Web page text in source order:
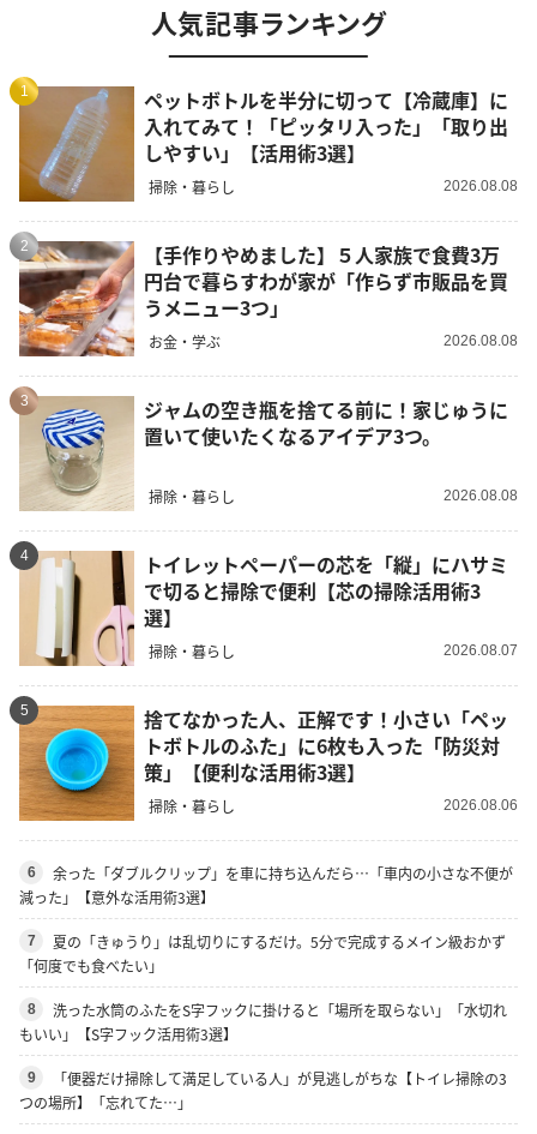
人気記事ランキング
1
ペットボトルを半分に切って【冷蔵庫】に
入れてみて！「ピッタリ入った」「取り出
しやすい」【活用術3選】
掃除・暮らし 2026.08.08
2
【手作りやめました】５人家族で食費3万
円台で暮らすわが家が「作らず市販品を買
うメニュー3つ」
お金・学ぶ 2026.08.08
3
ジャムの空き瓶を捨てる前に！家じゅうに
置いて使いたくなるアイデア3つ。
掃除・暮らし 2026.08.08
4
トイレットペーパーの芯を「縦」にハサミ
で切ると掃除で便利【芯の掃除活用術3
選】
掃除・暮らし 2026.08.07
5
捨てなかった人、正解です！小さい「ペッ
トボトルのふた」に6枚も入った「防災対
策」【便利な活用術3選】
掃除・暮らし 2026.08.06
6
余った「ダブルクリップ」を車に持ち込んだら…「車内の小さな不便が
減った」【意外な活用術3選】
7
夏の「きゅうり」は乱切りにするだけ。5分で完成するメイン級おかず
「何度でも食べたい」
8
洗った水筒のふたをS字フックに掛けると「場所を取らない」「水切れ
もいい」【S字フック活用術3選】
9
「便器だけ掃除して満足している人」が見逃しがちな【トイレ掃除の3
つの場所】「忘れてた…」